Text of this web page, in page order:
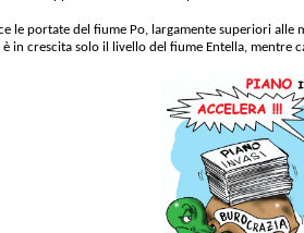
le portate del fiume Po, largamente superiori alle
in crescita solo il livello del fiume Entella, mentre